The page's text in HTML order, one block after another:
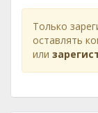
Только
оставлять
или